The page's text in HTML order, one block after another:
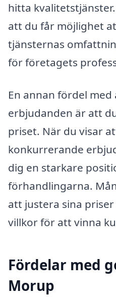
hitta
att du får möjlighet
tjänsternas
för företagets
En annan fördel
erbjudanden är att
priset. När du visar
konkurrerande
dig en starkare
förhandlingarna.
att justera sina
villkor för att vinna
Fördelar med
Morup